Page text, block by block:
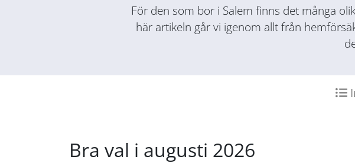
För den som bor i Salem finns det många
här artikeln går vi igenom allt från
Bra val i augusti 2026